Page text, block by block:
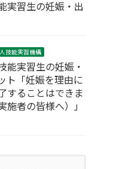
実習生の妊娠・出
技能実習機構
能実習生の妊娠・
ト「妊娠を理由に
することはできま
施者の皆様へ）」